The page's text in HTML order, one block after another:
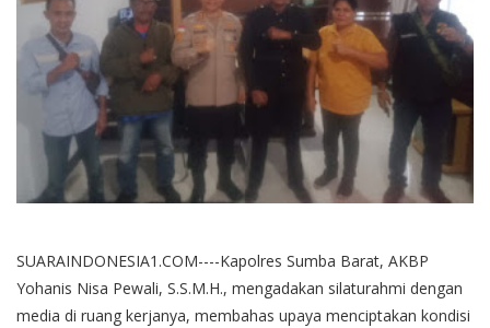
SUARAINDONESIA1.COM----Kapolres Sumba Barat, AKBP
Yohanis Nisa Pewali, S.S.M.H., mengadakan silaturahmi dengan
media di ruang kerjanya, membahas upaya menciptakan kondisi